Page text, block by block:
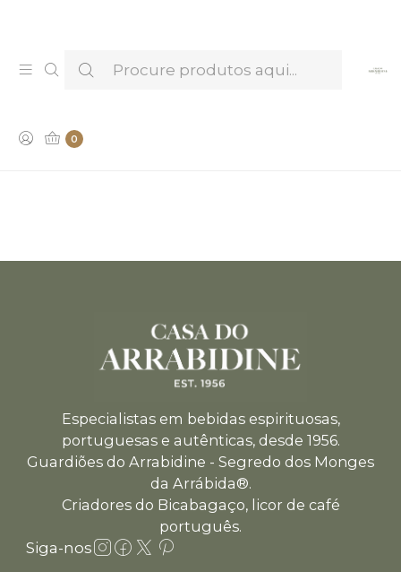
0
Especialistas em bebidas espirituosas,
portuguesas e autênticas, desde 1956.
Guardiões do Arrabidine - Segredo dos Monges
da Arrábida®.
Criadores do Bicabagaço, licor de café
português.
Siga-nos